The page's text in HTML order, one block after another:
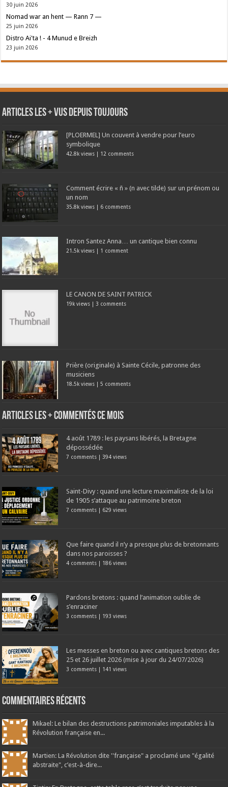
30 juin 2026
Nomad war an hent — Rann 7 —
25 juin 2026
Distro Ai'ta ! - 4 Munud e Breizh
23 juin 2026
Articles les + vus depuis toujours
[PLOERMEL] Un couvent à vendre pour l’euro
symbolique
42.8k views | 12 comments
Comment écrire « ñ » (n avec tilde) sur un prénom ou
un nom
35.8k views | 6 comments
Intron Santez Anna… un cantique bien connu
21.5k views | 1 comment
LE CANON DE SAINT PATRICK
19k views | 3 comments
Prière (originale) à Sainte Cécile, patronne des
musiciens
18.5k views |5 comments
Articles les + commentés ce mois
4 août 1789 : les paysans libérés, la Bretagne
dépossédée
7 comments | 394 views
Saint-Divy : quand une lecture maximaliste de la loi
de 1905 s’attaque au patrimoine breton
7 comments | 629 views
Que faire quand il n’y a presque plus de bretonnants
dans nos paroisses ?
4 comments | 186 views
Pardons bretons : quand l’animation oublie de
s’enraciner
3 comments | 193 views
Les messes en breton ou avec cantiques bretons des
25 et 26 juillet 2026 (mise à jour du 24/07/2026)
3 comments | 141 views
Commentaires récents
Mikael: Le bilan des destructions patrimoniales imputables à la
Révolution française en...
Martien: La Révolution dite ''française" a proclamé une "égalité
abstraite", c’est-à-dire...